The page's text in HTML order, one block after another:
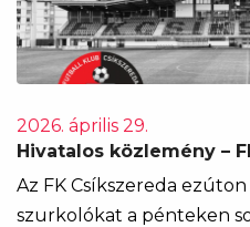
2026. április 29.
Hivatalos közlemény –
Az FK Csíkszereda
szurkolókat a pénteken